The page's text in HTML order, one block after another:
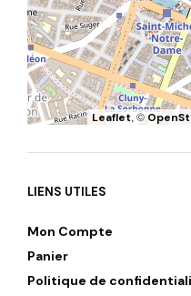
Leaflet, ©
LIENS UTILES
Mon Compte
Panier
Politique de